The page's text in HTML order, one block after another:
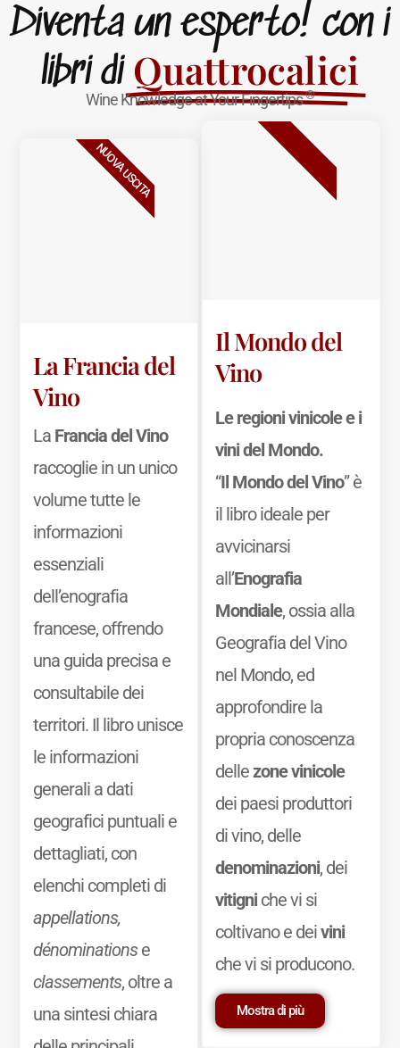
Diventa un esperto! con i
libri di Quattrocalici
Wine Knowledge at Your Fingertips®
La Francia del
Vino
La Francia del Vino
raccoglie in un unico
volume tutte le
informazioni
essenziali
dell’enografia
francese, offrendo
una guida precisa e
consultabile dei
territori. Il libro unisce
le informazioni
generali a dati
geografici puntuali e
dettagliati, con
elenchi completi di
appellations,
dénominationse
classements, oltre a
una sintesi chiara
NUOVA USCITA
Il Mondo del
Vino
Le regioni vinicole e i
vini del Mondo.
“Il Mondo del Vino” è
il libro ideale per
avvicinarsi
all’Enografia
Mondiale, ossia alla
Geografia del Vino
nel Mondo, ed
approfondire la
propria conoscenza
dellezone vinicole
dei paesi produttori
di vino, delle
denominazioni, dei
vitigniche vi si
coltivano e deivini
che vi si producono.
Mostra di più
BESTSELLER